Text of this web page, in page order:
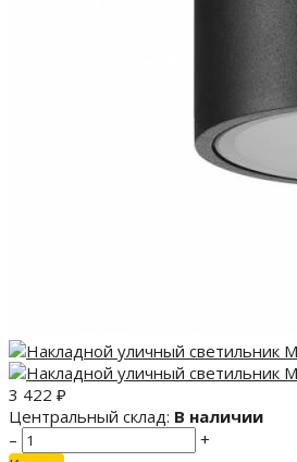
3 422 ₽
Центральный склад: В наличии
–
+